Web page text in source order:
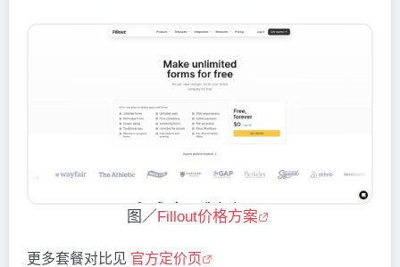
图／Fillout价格方案
更多套餐对比见 官方定价页